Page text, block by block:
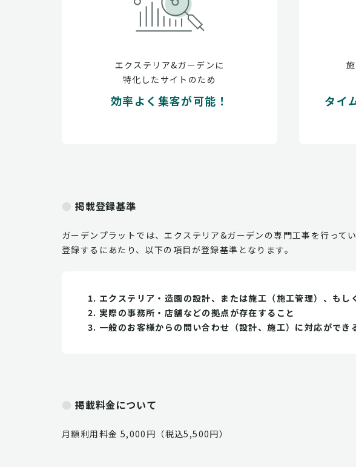
エクステリア&ガーデンに
特化したサイトのため
効率よく集客が可能！ タイ
掲載登録基準
ガーデンプラットでは、エクステリア&ガーデンの専門工事を行って
登録するにあたり、以下の項目が登録基準となります。
エクステリア・造園の設計、または施工（施工管理）、もし
実際の事務所・店舗などの拠点が存在すること
一般のお客様からの問い合わせ（設計、施工）に対応ができ
掲載料金について
月額利用料金 5,000円（税込5,500円）